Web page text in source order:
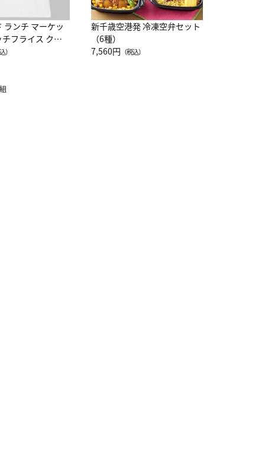
ランチ マーケッ
チフライス クル
半袖Ｔシャツ
）
新千歳空港発 冷凍空弁セット
（6種）
7,560円 （税込）